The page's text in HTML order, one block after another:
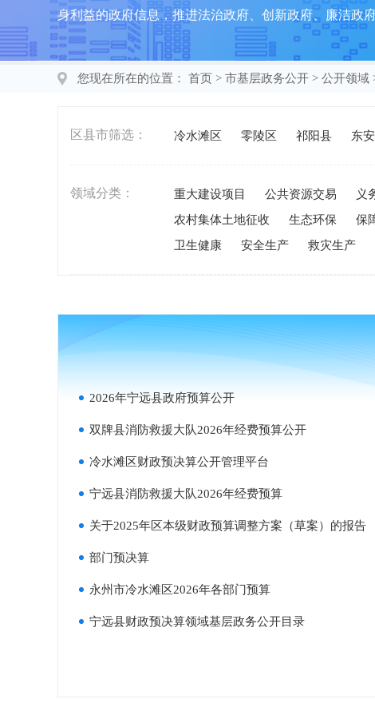
身利益的政府信息，推进法治政府、创新政府、廉洁政
您现在所在的位置： 首页 > 市基层政务公开 > 公开领域
区县市筛选： 冷水滩区 零陵区 祁阳县 东
领域分类： 重大建设项目 公共资源交易 义
农村集体土地征收
生态环保 保
卫生健康
安全生产 救灾生产
2026年宁远县政府预算公开
双牌县消防救援大队2026年经费预算公开
冷水滩区财政预决算公开管理平台
宁远县消防救援大队2026年经费预算
关于2025年区本级财政预算调整方案（草案）的报告
部门预决算
永州市冷水滩区2026年各部门预算
宁远县财政预决算领域基层政务公开目录